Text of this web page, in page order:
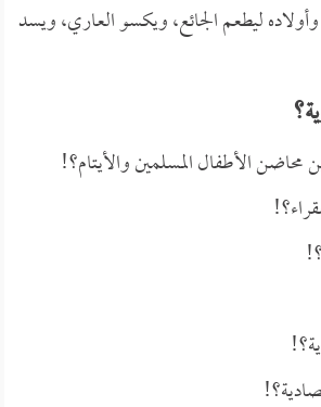
ليطعم الجائع، ويكسو العاري، ويسد
محاضن الأطفال المسلمين والأيتام؟!